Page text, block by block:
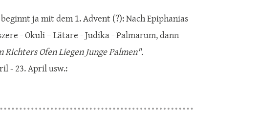
ja mit dem 1. Advent (?): Nach Epiphanias
- Okuli – Lätare - Judika - Palmarum, dann
Richters Ofen Liegen Junge Palmen".
- 23. April usw.: